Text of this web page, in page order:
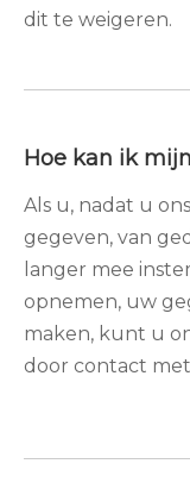
dit te weigeren.
Hoe kan ik
Als u, nadat u
gegeven, van
langer mee
opnemen, uw
maken, kunt u
door contact